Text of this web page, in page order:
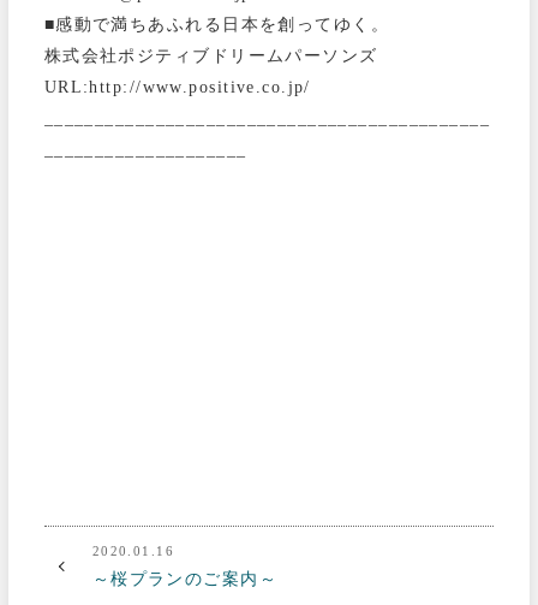
■感動で満ちあふれる日本を創ってゆく。
株式会社ポジティブドリームパーソンズ
URL:http://www.positive.co.jp/
2020.01.16
～桜プランのご案内～